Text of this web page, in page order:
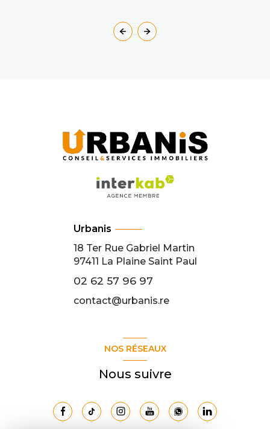
Urbanis
18 Ter Rue Gabriel Martin
97411 La Plaine Saint Paul
02 62 57 96 97
contact@urbanis.re
NOS RÉSEAUX
Nous suivre